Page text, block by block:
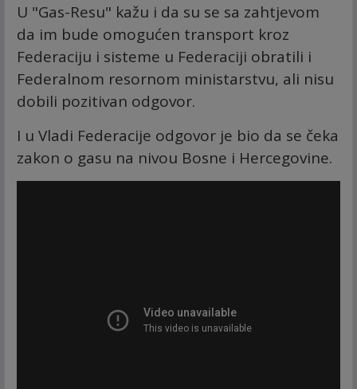
U "Gas-Resu" kažu i da su se sa zahtjevom
da im bude omogućen transport kroz
Federaciju i sisteme u Federaciji obratili i
Federalnom resornom ministarstvu, ali nisu
dobili pozitivan odgovor.
I u Vladi Federacije odgovor je bio da se čeka
zakon o gasu na nivou Bosne i Hercegovine.